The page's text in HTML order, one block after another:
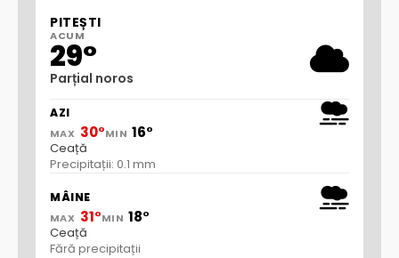
PITEȘTI
ACUM
29°
Parțial noros
AZI
MAX 30°MIN 16°
Ceață
Precipitații: 0.1 mm
MÂINE
MAX 31°MIN 18°
Ceață
Fără precipitații